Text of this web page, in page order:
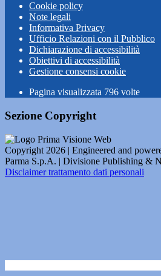
Cookie policy
Note legali
Informativa Privacy
Ufficio Relazioni con il Pubblico
Dichiarazione di accessibilità
Obiettivi di accessibilità
Gestione consensi cookie
Pagina visualizzata 796 volte
Sezione Copyright
Copyright 2026 | Engineered and
Parma S.p.A. | Divisione Publishing &
Disclaimer trattamento dati personali